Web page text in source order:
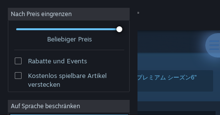
Anmelden
Info
Nach Preis eingrenzen
Beliebiger Preis
Rabatte und Events
Kostenlos spielbare Artikel
verstecken
Auf Sprache beschränken
"『ゴルフ PGAツアー 2K25』クラブハウスパス プレミアム シーズン6"